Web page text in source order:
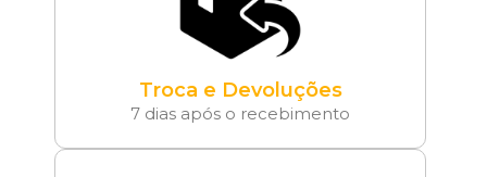
Troca e Devoluções
7 dias após o recebimento